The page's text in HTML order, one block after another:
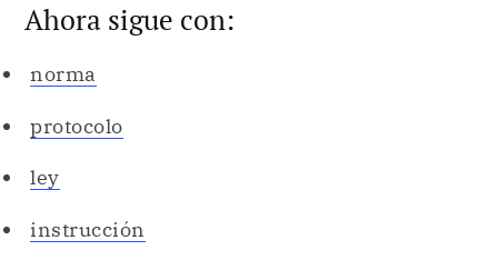
Ahora sigue con:
norma
protocolo
ley
instrucción